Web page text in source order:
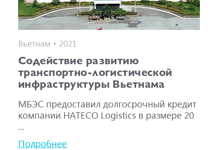
Вьетнам • 2021
Содействие развитию
транспортно-логистической
инфраструктуры Вьетнама
МБЭС предоставил долгосрочный кредит
компании HATECO Logistics в размере 20
...
Подробнее